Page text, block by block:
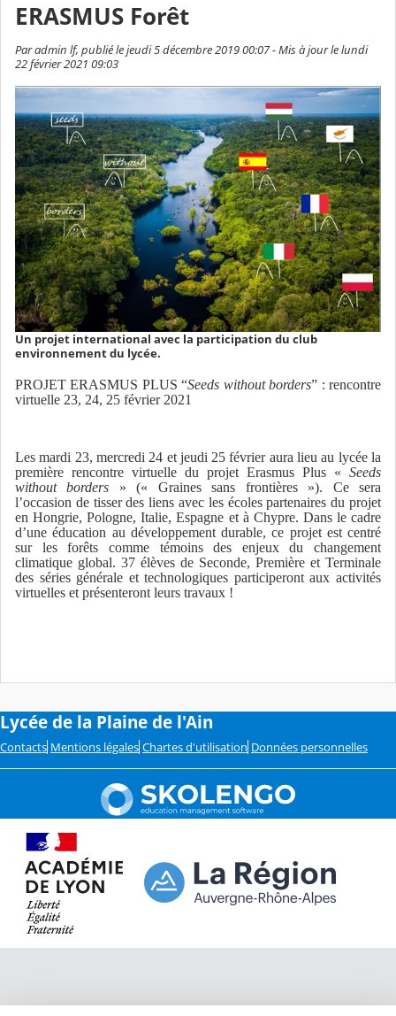
ERASMUS Forêt
Par admin lf, publié le jeudi 5 décembre 2019 00:07 - Mis à jour le lundi
22 février 2021 09:03
Un projet international avec la participation du club
environnement du lycée.
PROJET ERASMUS PLUS “Seeds without borders” : rencontre
virtuelle 23, 24, 25 février 2021
Les mardi 23, mercredi 24 et jeudi 25 février aura lieu au lycée la
première rencontre virtuelle du projet Erasmus Plus « Seeds
without borders » (« Graines sans frontières »). Ce sera
l’occasion de tisser des liens avec les écoles partenaires du projet
en Hongrie, Pologne, Italie, Espagne et à Chypre. Dans le cadre
d’une éducation au développement durable, ce projet est centré
sur les forêts comme témoins des enjeux du changement
climatique global. 37 élèves de Seconde, Première et Terminale
des séries générale et technologiques participeront aux activités
virtuelles et présenteront leurs travaux !
Lycée de la Plaine de l'Ain
Contacts Mentions légales Chartes d'utilisation Données personnelles